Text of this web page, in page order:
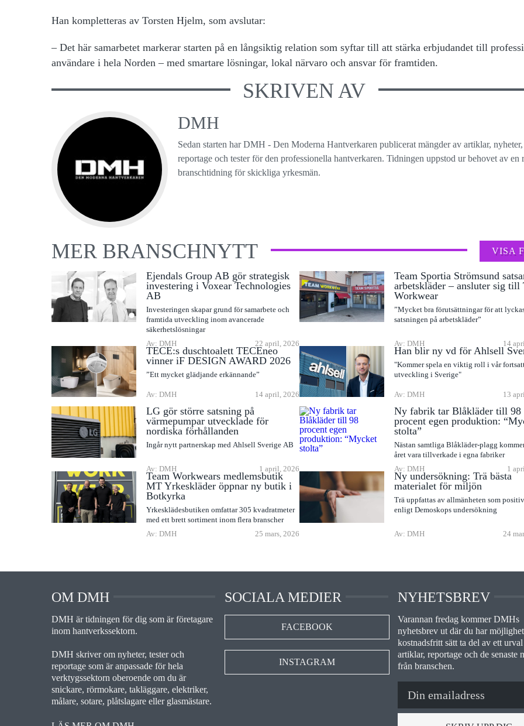
Han kompletteras av Torsten Hjelm, som avslutar:
– Det här samarbetet markerar starten på en långsiktig relation som syftar till att stärka erbjudandet till
användare i hela Norden – med smartare lösningar, lokal närvaro och ansvar för framtiden.
SKRIVEN AV
DMH
Sedan starten har DMH - Den Moderna Hantverkaren publicerat mängder av artiklar, nyheter,
reportage och tester för den professionella hantverkaren. Tidningen uppstod ur behovet av en
branschtidning för skickliga yrkesmän.
MER BRANSCHNYTT VISA
Ejendals Group AB gör strategisk
investering i Voxear Technologies
AB
Investeringen skapar grund för samarbete och
framtida utveckling inom avancerade
säkerhetslösningar
Av: DMH
22 april, 2026
Team Sportia Strömsund
arbetskläder – ansluter sig till
Workwear
”Mycket bra förutsättningar för att
satsningen på arbetskläder”
Av: DMH 14
TECE:s duschtoalett TECEneo
vinner iF DESIGN AWARD 2026
”Ett mycket glädjande erkännande”
Av: DMH 14 april, 2026
Han blir ny vd för Ahlsell
"Kommer spela en viktig roll i vår
utveckling i Sverige"
Av: DMH 13
LG gör större satsning på
värmepumpar utvecklade för
nordiska förhållanden
Ingår nytt partnerskap med Ahlsell Sverige AB
Av: DMH 1 april, 2026
Ny fabrik tar Blåkläder till 98
procent egen produktion:
stolta”
Nästan samtliga Blåkläder-plagg
året vara tillverkade i egna fabriker
Av: DMH
1
Team Workwears medlemsbutik
MT Yrkeskläder öppnar ny butik i
Botkyrka
Yrkesklädesbutiken omfattar 305 kvadratmeter
med ett brett sortiment inom flera branscher
Av: DMH
25 mars, 2026
Ny undersökning: Trä bästa
materialet för miljön
Trä uppfattas av allmänheten som
enligt Demoskops undersökning
Av: DMH 24
OM DMH
DMH är tidningen för dig som är företagare
inom hantverkssektorn.
DMH skriver om nyheter, tester och
reportage som är anpassade för hela
verktygssektorn oberoende om du är
snickare, rörmokare, takläggare, elektriker,
målare, sotare, plåtslagare eller glasmästare.
SOCIALA MEDIER
FACEBOOK
INSTAGRAM
NYHETSBREV
Varannan fredag kommer DMHs
nyhetsbrev ut där du har
kostnadsfritt sätt ta del av ett
artiklar, reportage och de senaste
från branschen.